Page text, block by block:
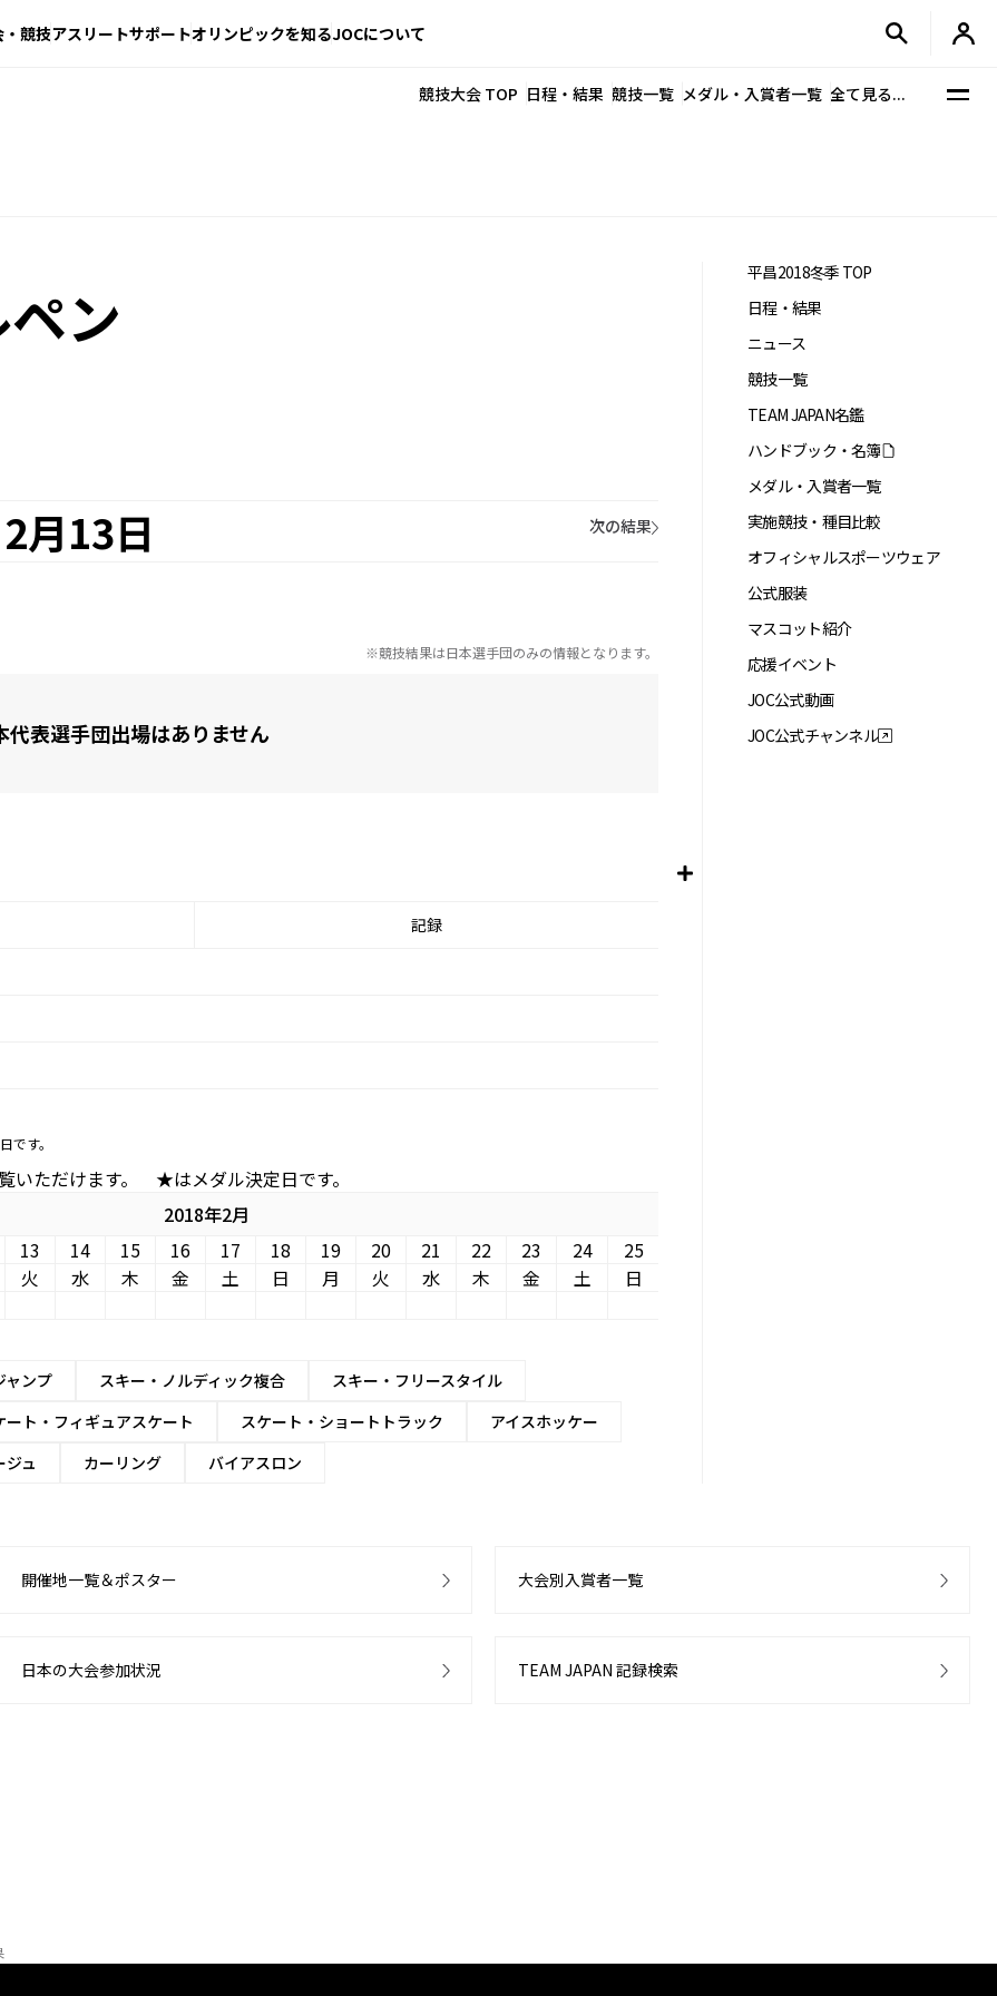
競技アスリートサポートオリンピックを知るJOCについて
競技大会 TOP 日程・結果 競技一覧 メダル・入賞者一覧 全て見る...
ン
2月13日 次の結果
※競技結果は日本選手団のみの情報となります。
代表選手団出場はありません
記録
す。
いただけます。 ★はメダル決定日です。
2018年2月
13 14 15 16 17 18 19 20 21 22 23 24
25
火 水 木 金 土 日 月 火 水 木 金 土
日
ャンプ スキー・ノルディック複合
スキー・フリースタイル
ート・フィギュアスケート スケート・ショートトラック
アイスホッケー
ジュ カーリング バイアスロン
平昌2018冬季 TOP
日程・結果
ニュース
競技一覧
TEAM JAPAN名鑑
ハンドブック・名簿
メダル・入賞者一覧
実施競技・種目比較
オフィシャルスポーツウェア
公式服装
マスコット紹介
応援イベント
JOC公式動画
JOC公式チャンネル
開催地一覧＆ポスター 大会別入賞者一覧
日本の大会参加状況 TEAM JAPAN 記録検索